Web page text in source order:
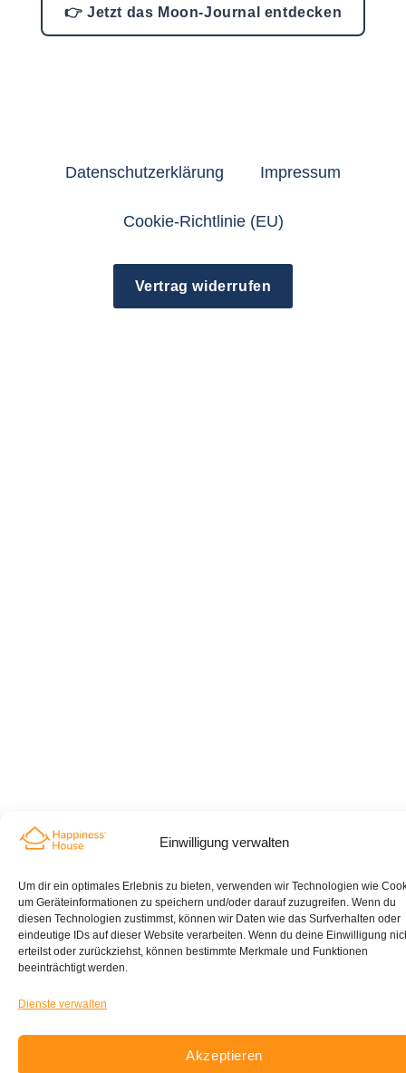
Einwilligung verwalten
Um dir ein optimales Erlebnis zu bieten, verwenden wir Technologien wie
um Geräteinformationen zu speichern und/oder darauf zuzugreifen. Wenn du
diesen Technologien zustimmst, können wir Daten wie das Surfverhalten oder
eindeutige IDs auf dieser Website verarbeiten. Wenn du deine Einwilligung
erteilst oder zurückziehst, können bestimmte Merkmale und Funktionen
beeinträchtigt werden.
Dienste verwalten
Akzeptieren
👉 Jetzt das Moon-Journal entdecken
Datenschutzerklärung Impressum
Cookie-Richtlinie (EU)
Vertrag widerrufen